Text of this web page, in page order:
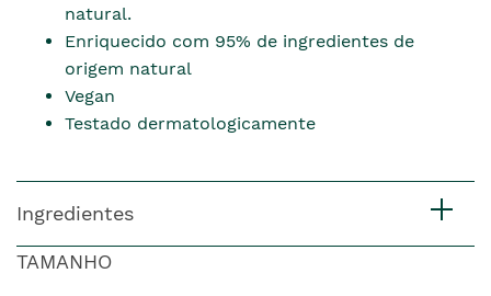
natural.
Enriquecido com 95% de ingredientes de
origem natural
Vegan
Testado dermatologicamente
Ingredientes
TAMANHO